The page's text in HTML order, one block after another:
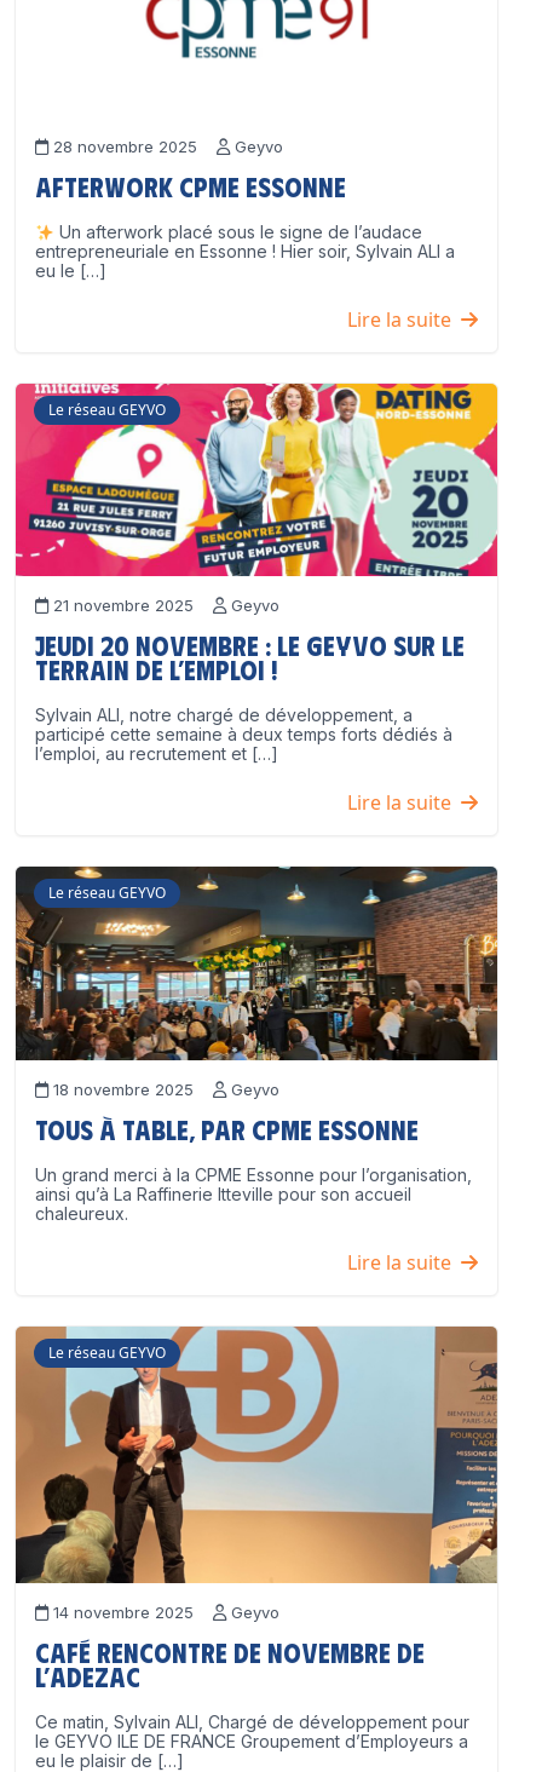
28 novembre 2025 Geyvo
Afterwork CPME Essonne
Un afterwork placé sous le signe de l’audace
entrepreneuriale en Essonne ! Hier soir, Sylvain ALI a
eu le […]
Lire la suite
Le réseau GEYVO
21 novembre 2025 Geyvo
Jeudi 20 novembre : le GEYVO sur le
terrain de l’emploi !
Sylvain ALI, notre chargé de développement, a
participé cette semaine à deux temps forts dédiés à
l’emploi, au recrutement et […]
Lire la suite
Le réseau GEYVO
18 novembre 2025 Geyvo
Tous à table, par CPME Essonne
Un grand merci à la CPME Essonne pour l’organisation,
ainsi qu’à La Raffinerie Itteville pour son accueil
chaleureux.
Lire la suite
Le réseau GEYVO
14 novembre 2025 Geyvo
Café Rencontre de Novembre de
l’ADEZAC
Ce matin, Sylvain ALI, Chargé de développement pour
le GEYVO ILE DE FRANCE Groupement d’Employeurs a
eu le plaisir de […]